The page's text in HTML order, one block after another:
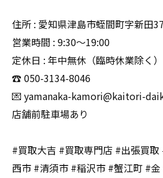
住所 : 愛知県津島市蛭間町字新田
営業時間 : 9:30〜19:00
定休日 : 年中無休（臨時休業除く）
☎️ 050-3134-8046
💌 yamanaka-kamori@kaitori-
店舗前駐車場あり
#買取大吉 #買取専門店 #出張買
西市 #清須市 #稲沢市 #蟹江町 #